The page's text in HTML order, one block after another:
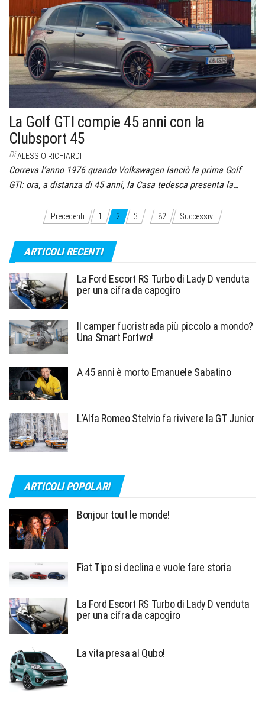
La Golf GTI compie 45 anni con la
Clubsport 45
DiALESSIO RICHIARDI
Correva l’anno 1976 quando Volkswagen lanciò la prima Golf
GTI: ora, a distanza di 45 anni, la Casa tedesca presenta la…
Paginazione
degli
articoli
Precedenti 1 2 3 82 Successivi
ARTICOLI RECENTI
La Ford Escort RS Turbo di Lady D venduta
per una cifra da capogiro
Il camper fuoristrada più piccolo a mondo?
Una Smart Fortwo!
A 45 anni è morto Emanuele Sabatino
L’Alfa Romeo Stelvio fa rivivere la GT Junior
ARTICOLI POPOLARI
Bonjour tout le monde!
Fiat Tipo si declina e vuole fare storia
La Ford Escort RS Turbo di Lady D venduta
per una cifra da capogiro
La vita presa al Qubo!